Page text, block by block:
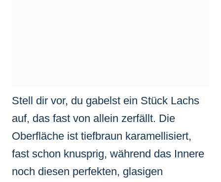
Stell dir vor, du gabelst ein Stück Lachs
auf, das fast von allein zerfällt. Die
Oberfläche ist tiefbraun karamellisiert,
fast schon knusprig, während das Innere
noch diesen perfekten, glasigen